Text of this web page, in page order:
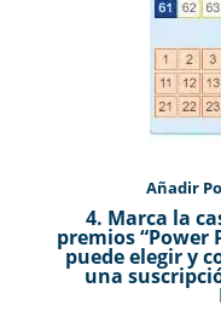
Añadir
4. Marca la
premios “Power
puede elegir y
una